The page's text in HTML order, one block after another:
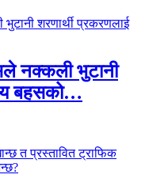
नक्कली भुटानी
बहसको…